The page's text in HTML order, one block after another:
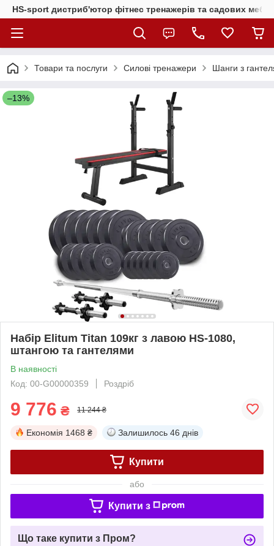
HS-sport дистриб'ютор фітнес тренажерів та садових
Товари та послуги Силові тренажери Шанги з
–13%
Набір Elitum Titan 109кг з лавою HS-1080,
штангою та гантелями
В наявності
Код: 00-G00000359
Роздріб
9 776 ₴ 11 244 ₴
Економія 1468 ₴ Залишилось 46 днів
Купити
або
Купити з
Що таке купити з Пром?